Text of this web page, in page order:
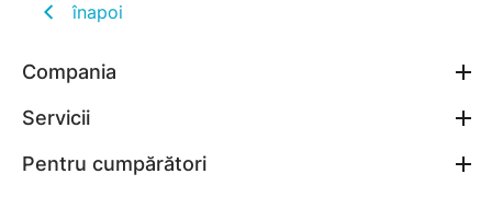
înapoi
Compania
Servicii
Pentru cumpărători